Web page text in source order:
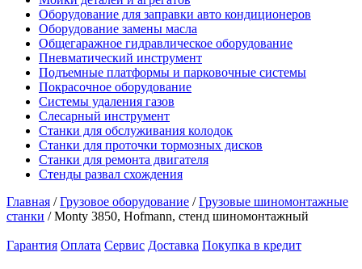
Оборудование для заправки авто кондиционеров
Оборудование замены масла
Общегаражное гидравлическое оборудование
Пневматический инструмент
Подъемные платформы и парковочные системы
Покрасочное оборудование
Системы удаления газов
Слесарный инструмент
Станки для обслуживания колодок
Станки для проточки тормозных дисков
Станки для ремонта двигателя
Стенды развал схождения
Главная /Грузовое оборудование /Грузовые шиномонтажные
станки / Monty 3850, Hofmann, стенд шиномонтажный
Гарантия Оплата Сервис Доставка Покупка в кредит